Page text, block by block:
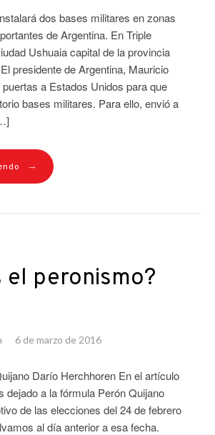
dos bases militares en zonas
de Argentina. En Triple
Ushuaia capital de la provincia
presidente de Argentina, Mauricio
a Estados Unidos para que
bases militares. Para ello, envió a
→
el peronismo?
6 de marzo de 2016
Darío Herchhoren En el artículo
dejado a la fórmula Perón Quijano
de las elecciones del 24 de febrero
al día anterior a esa fecha.